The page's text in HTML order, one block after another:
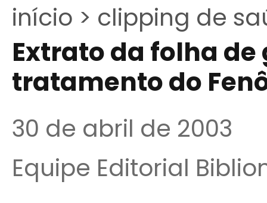
início > clipping de
Extrato da folha
tratamento do
30 de abril de 2003
Equipe Editorial